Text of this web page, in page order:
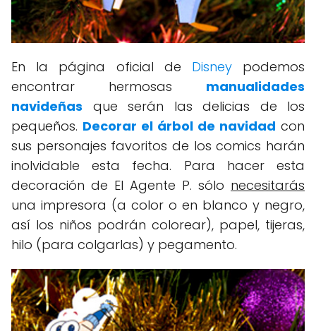
En la página oficial de Disneypodemos
encontrar hermosas manualidades
navideñas que serán las delicias de los
pequeños. Decorar el árbol de navidad con
sus personajes favoritos de los comics harán
inolvidable esta fecha. Para hacer esta
decoración de El Agente P. sólo necesitarás
una impresora (a color o en blanco y negro,
así los niños podrán colorear), papel, tijeras,
hilo (para colgarlas) y pegamento.